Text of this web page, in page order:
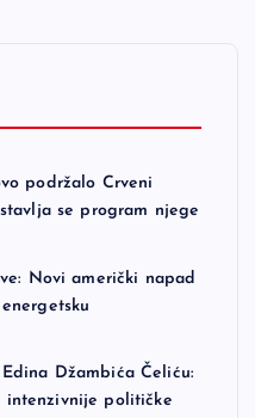
podržalo Crveni
se program njege
Novi američki napad
Džambića Čeliću:
intenzivnije političke